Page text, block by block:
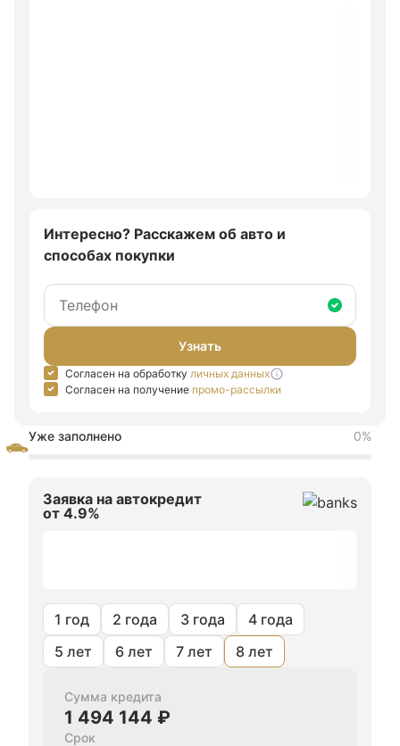
Интересно? Расскажем об авто и
способах покупки
Узнать
Согласен на обработку личных данных
Согласен на получение промо-рассылки
Уже заполнено 0%
Заявка на автокредит
от 4.9%
1 год 2 года 3 года
4 года
5 лет
6 лет 7 лет 8 лет
Сумма кредита
1 494 144 ₽
Срок